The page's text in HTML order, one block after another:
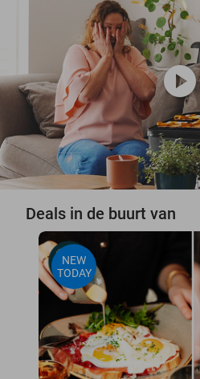
play_circle
Deals in de buurt van
NEW
TODAY